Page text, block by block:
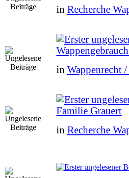
in Recherche
in Wappenrecht
Familie Grauert
in Recherche